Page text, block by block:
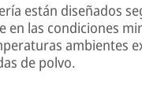
están diseñados
en las condiciones
ambientes
de polvo.